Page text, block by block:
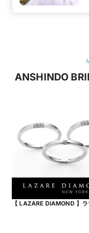
ANSHINDO
【 LAZARE DIAMOND 】